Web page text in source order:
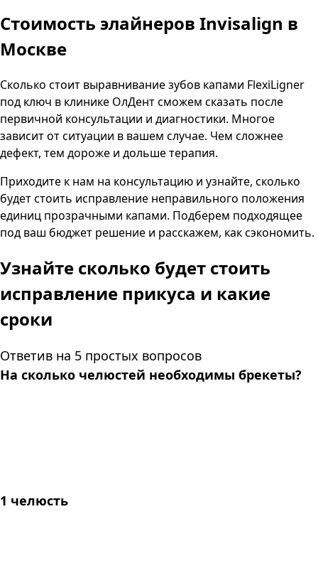
Стоимость элайнеров Invisalign в
Москве
Сколько стоит выравнивание зубов капами FlexiLigner
под ключ в клинике ОлДент сможем сказать после
первичной консультации и диагностики. Многое
зависит от ситуации в вашем случае. Чем сложнее
дефект, тем дороже и дольше терапия.
Приходите к нам на консультацию и узнайте, сколько
будет стоить исправление неправильного положения
единиц прозрачными капами. Подберем подходящее
под ваш бюджет решение и расскажем, как сэкономить.
Узнайте сколько будет стоить
исправление прикуса и какие
сроки
Ответив на 5 простых вопросов
На сколько челюстей необходимы брекеты?
1 челюсть